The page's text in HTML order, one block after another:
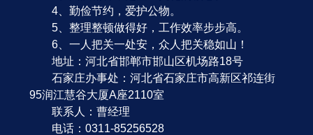
4、勤俭节约，爱护公物。
5、整理整顿做得好，工作效率步步高。
6、一人把关一处安，众人把关稳如山！
地址：河北省邯郸市邯山区机场路18号
石家庄办事处：河北省石家庄市高新区祁连街
95润江慧谷大厦A座2110室
联系人：曹经理
电话：0311-85256528